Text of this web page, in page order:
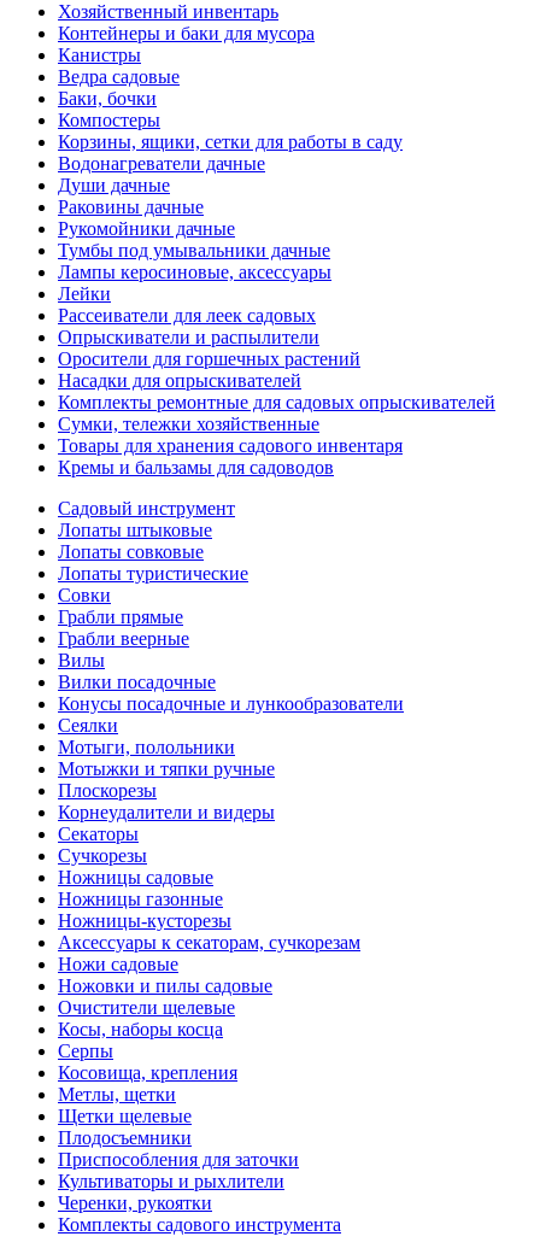
Хозяйственный инвентарь
Контейнеры и баки для мусора
Канистры
Ведра садовые
Баки, бочки
Компостеры
Корзины, ящики, сетки для работы в саду
Водонагреватели дачные
Души дачные
Раковины дачные
Рукомойники дачные
Тумбы под умывальники дачные
Лампы керосиновые, аксессуары
Лейки
Рассеиватели для леек садовых
Опрыскиватели и распылители
Оросители для горшечных растений
Насадки для опрыскивателей
Комплекты ремонтные для садовых опрыскивателей
Сумки, тележки хозяйственные
Товары для хранения садового инвентаря
Кремы и бальзамы для садоводов
Садовый инструмент
Лопаты штыковые
Лопаты совковые
Лопаты туристические
Совки
Грабли прямые
Грабли веерные
Вилы
Вилки посадочные
Конусы посадочные и лункообразователи
Сеялки
Мотыги, полольники
Мотыжки и тяпки ручные
Плоскорезы
Корнеудалители и видеры
Секаторы
Сучкорезы
Ножницы садовые
Ножницы газонные
Ножницы-кусторезы
Аксессуары к секаторам, сучкорезам
Ножи садовые
Ножовки и пилы садовые
Очистители щелевые
Косы, наборы косца
Серпы
Косовища, крепления
Метлы, щетки
Щетки щелевые
Плодосъемники
Приспособления для заточки
Культиваторы и рыхлители
Черенки, рукоятки
Комплекты садового инструмента